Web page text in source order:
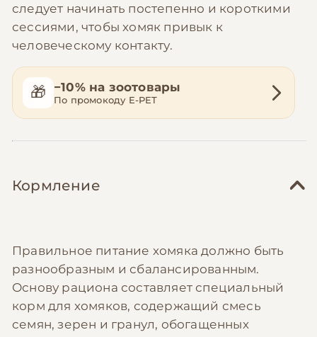
следует начинать постепенно и короткими
сессиями, чтобы хомяк привык к
человеческому контакту.
🎁 −10% на зоотовары
По промокоду E-PET
Кормление
Правильное питание хомяка должно быть
разнообразным и сбалансированным.
Основу рациона составляет специальный
корм для хомяков, содержащий смесь
семян, зерен и гранул, обогащенных